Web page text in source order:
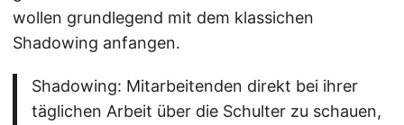
wollen grundlegend mit dem klassichen
Shadowing anfangen.
Shadowing: Mitarbeitenden direkt bei ihrer
täglichen Arbeit über die Schulter zu schauen,